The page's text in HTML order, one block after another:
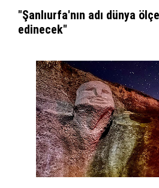
"Şanlıurfa'nın adı dünya
edinecek"